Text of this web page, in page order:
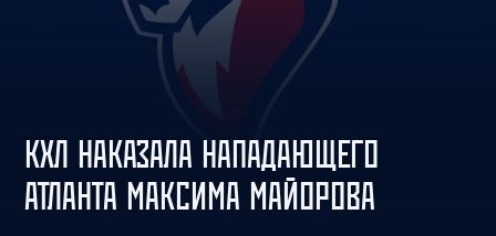
КХЛ НАКАЗАЛА НАПАДАЮЩЕГО
АТЛАНТА МАКСИМА МАЙОРОВА